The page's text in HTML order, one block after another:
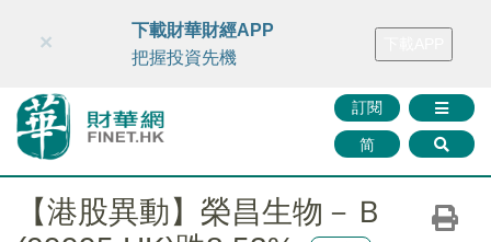
財華智庫網 FINTV FINMETA 財華證券 媒體矩陣
訂閱
简
×
下載財華財經APP
把握投資先機
【港股異動】榮昌生物－Ｂ